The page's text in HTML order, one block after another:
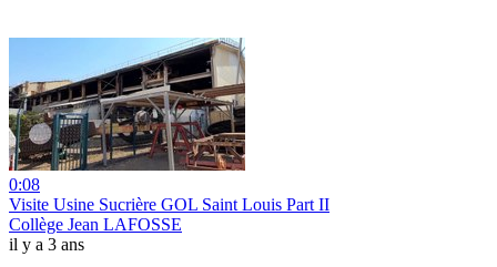
0:08
Visite Usine Sucrière GOL Saint Louis Part II
Collège Jean LAFOSSE
il y a 3 ans